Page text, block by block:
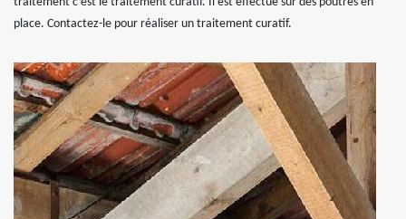
place. Contactez-le pour réaliser un traitement curatif.